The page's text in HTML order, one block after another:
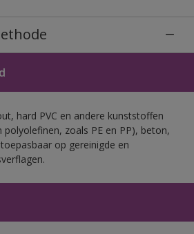
hard PVC en andere kunststoffen
zoals PE en PP), beton,
op gereinigde en